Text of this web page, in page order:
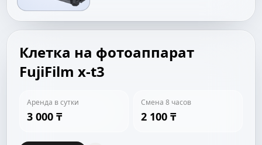
Клетка на фотоаппарат
FujiFilm x-t3
Аренда в сутки
3 000 ₸
Смена 8 часов
2 100 ₸